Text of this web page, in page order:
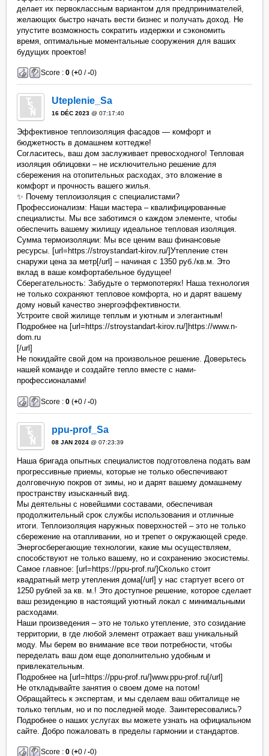
делает их первоклассным вариантом для предпринимателей,
желающих быстро начать вести бизнес и получать доход. Не
упустите возможность сократить издержки и сэкономить
время, оптимальные моментальные сооружения для ваших
будущих проектов!
Score :0 (+0 /-0)
Uteplenie_Sa
16 DÉC 2023 @ 07:17:40
Эффективное теплоизоляция фасадов — комфорт и
бюджетность в домашнем коттедже!
Согласитесь, ваш дом заслуживает превосходного! Тепловая
изоляция облицовки – не исключительно решение для
сбережения на отопительных расходах, это вложение в
комфорт и прочность вашего жилья.
✨ Почему теплоизоляция с специалистами?
Профессионализм: Наши мастера – квалифицированные
специалисты. Мы все заботимся о каждом элементе, чтобы
обеспечить вашему жилищу идеальное тепловая изоляция.
Сумма термоизоляции: Мы все ценим ваш финансовые
ресурсы. [url=https://stroystandart-kirov.ru/]Утепление стен
снаружи цена за метр[/url] – начиная с 1350 руб./кв.м. Это
вклад в ваше комфортабельное будущее!
Сберегательность: Забудьте о термопотерях! Наша технология
не только сохраняют тепловое комфорта, но и дарят вашему
дому новый качество энергоэффективности.
Устроите свой жилище теплым и уютным и элегантным!
Подробнее на [url=https://stroystandart-kirov.ru/]https://www.n-
dom.ru
[/url]
Не покидайте свой дом на произвольное решение. Доверьтесь
нашей команде и создайте тепло вместе с нами-
профессионалами!
Score :0 (+0 /-0)
ppu-prof_Sa
08 JAN 2024 @ 07:23:39
Наша бригада опытных специалистов подготовлена подать вам
прогрессивные приемы, которые не только обеспечивают
долговечную покров от зимы, но и дарят вашему домашнему
пространству изысканный вид.
Мы деятельны с новейшими составами, обеспечивая
продолжительный срок службы использования и отличные
итоги. Теплоизоляция наружных поверхностей – это не только
сбережение на отапливании, но и трепет о окружающей среде.
Энергосберегающие технологии, какие мы осуществляем,
способствуют не только вашему, но и сохранению экосистемы.
Самое главное: [url=https://ppu-prof.ru/]Сколько стоит
квадратный метр утепления дома[/url] у нас стартует всего от
1250 рублей за кв. м.! Это доступное решение, которое сделает
ваш резиденцию в настоящий уютный локал с минимальными
расходами.
Наши произведения – это не только утепление, это созидание
территории, в где любой элемент отражает ваш уникальный
моду. Мы берем во внимание все твои потребности, чтобы
переделать ваш дом еще дополнительно удобным и
привлекательным.
Подробнее на [url=https://ppu-prof.ru/]www.ppu-prof.ru[/url]
Не откладывайте занятия о своем доме на потом!
Обращайтесь к экспертам, и мы сделаем ваш обиталище не
только теплым, но и по последней моде. Заинтересовались?
Подробнее о наших услугах вы можете узнать на официальном
сайте. Добро пожаловать в пределы гармонии и стандартов.
Score :0 (+0 /-0)